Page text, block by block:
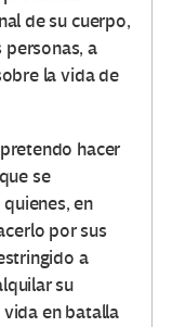
de su cuerpo,
a
la vida de
hacer
se
en
por sus
a
su
en batalla